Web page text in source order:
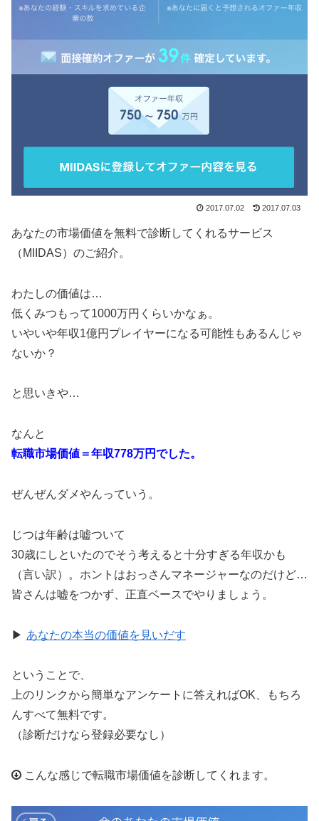
2017.07.02 2017.07.03
あなたの市場価値を無料で診断してくれるサービス
（MIIDAS）のご紹介。
わたしの価値は…
低くみつもって1000万円くらいかなぁ。
いやいや年収1億円プレイヤーになる可能性もあるんじゃ
ないか？
と思いきや…
なんと
転職市場価値＝年収778万円でした。
ぜんぜんダメやんっていう。
じつは年齢は嘘ついて
30歳にしといたのでそう考えると十分すぎる年収かも
（言い訳）。ホントはおっさんマネージャーなのだけど…
皆さんは嘘をつかず、正直ベースでやりましょう。
▶︎ あなたの本当の価値を見いだす
ということで、
上のリンクから簡単なアンケートに答えればOK、もちろ
んすべて無料です。
（診断だけなら登録必要なし）
こんな感じで転職市場価値を診断してくれます。